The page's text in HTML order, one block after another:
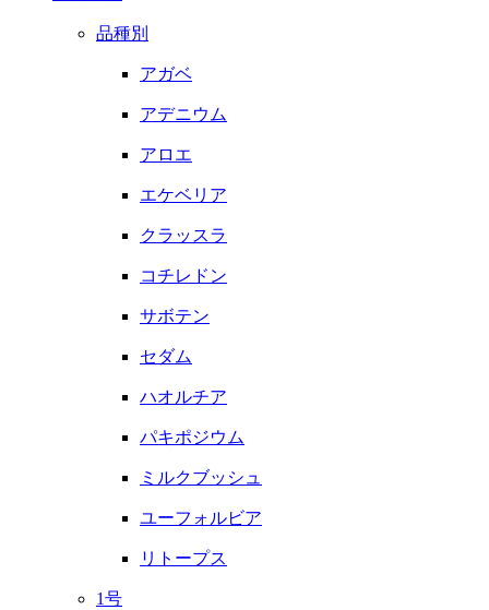
品種別
アガベ
アデニウム
アロエ
エケベリア
クラッスラ
コチレドン
サボテン
セダム
ハオルチア
パキポジウム
ミルクブッシュ
ユーフォルビア
リトープス
1号